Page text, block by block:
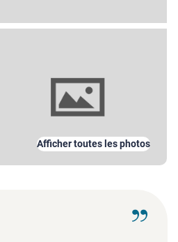
Afficher toutes les photos